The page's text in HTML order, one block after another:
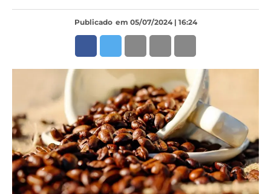
Publicado em 05/07/2024 | 16:24